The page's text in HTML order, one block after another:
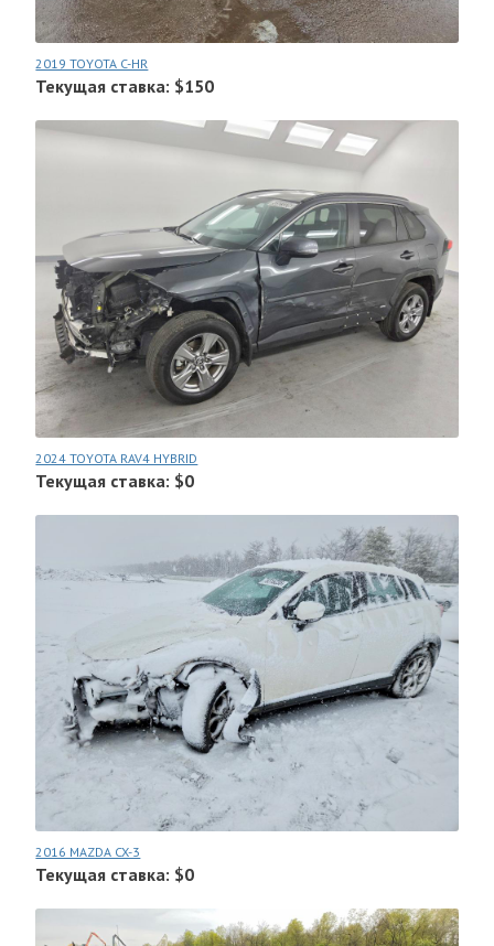
2019 TOYOTA C-HR
Текущая ставка: $150
2024 TOYOTA RAV4 HYBRID
Текущая ставка: $0
2016 MAZDA CX-3
Текущая ставка: $0